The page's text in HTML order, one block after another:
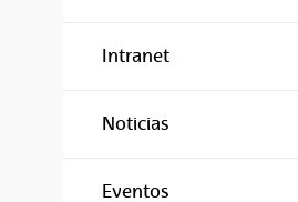
Intranet
Noticias
Eventos